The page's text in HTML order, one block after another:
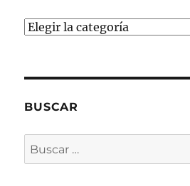
Categorías
BUSCAR
Buscar
por: